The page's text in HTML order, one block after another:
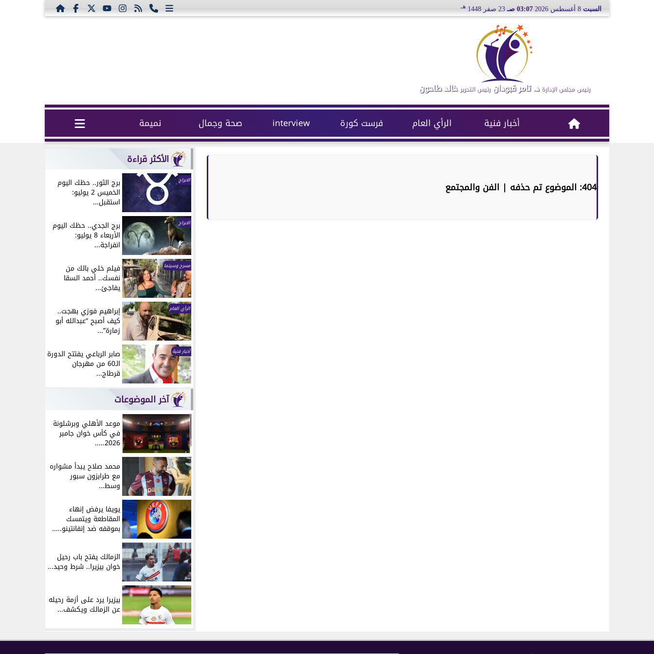
السبت 03:07 صـ 23 صفر 1448 هـ
رئيس مجلس الإدارة د. تامر قبودان رئيس التحرير خالد طاحون
أخبار فنية الرأي العام فرست كورة interview صحة وجمال نميمة
404: الموضوع تم حذفه | الفن والمجتمع
الأكثر قراءة
الابراج برج الثور.. حظك اليوم
الخميس 2 يوليو:
استقبل...
الابراج برج الجدي.. حظك اليوم
الأربعاء 8 يوليو:
انفراجة...
مسرح وسينما فيلم خلي بالك من
نفسك.. أحمد السقا
يفاجئ...
الرأي العام إبراهيم فوزي بهجت..
كيف أصبح “عبدالله أبو
زمارة”...
أخبار فنية صابر الرباعي يفتتح الدورة
الـ60 من مهرجان
قرطاج...
آخر الموضوعات
موعد الأهلي وبرشلونة
في كأس خوان جامبر
2026.....
محمد صلاح يبدأ مشواره
مع طرابزون سبور
وسط...
يويفا يرفض إنهاء
المقاطعة ويتمسك
بموقفه ضد إنفانتينو.....
الزمالك يفتح باب رحيل
خوان بيزيرا.. شرط وحيد...
بيزيرا يرد على أزمة رحيله
عن الزمالك ويكشف...